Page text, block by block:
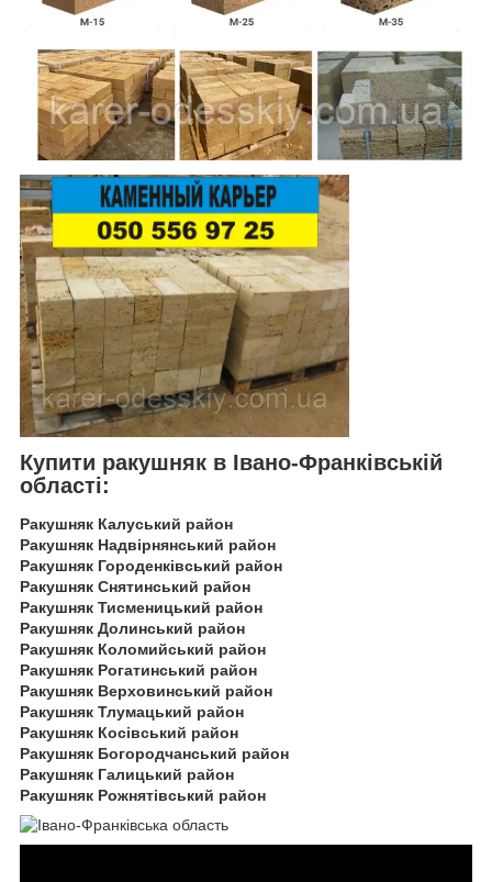
Купити ракушняк в Івано-Франківській
області:
Ракушняк Калуський район
Ракушняк Надвірнянський район
Ракушняк Городенківський район
Ракушняк Снятинський район
Ракушняк Тисменицький район
Ракушняк Долинський район
Ракушняк Коломийський район
Ракушняк Рогатинський район
Ракушняк Верховинський район
Ракушняк Тлумацький район
Ракушняк Косівський район
Ракушняк Богородчанський район
Ракушняк Галицький район
Ракушняк Рожнятівський район